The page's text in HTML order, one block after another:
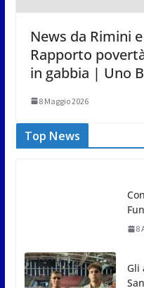
News da Rimini
Rapporto
in gabbia | Uno
8 Maggio 2026
Top News
Gli